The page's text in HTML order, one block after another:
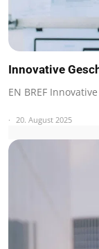
Innovative
EN BREF
20. August 2025